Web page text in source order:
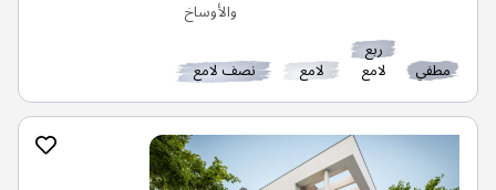
مطفي
ربع
لامع لامع نصف لامع